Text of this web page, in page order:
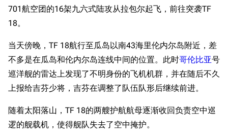
勋章
音乐
提督府
收藏室
宿舍与家具
浴室
游戏BUG汇总
术语词典
特殊成就
物品道具
舰娘对话小剧场
历次场刊
参与画师
配音演员
艾拉微博存档
701航空团的16架九六式陆攻从拉包尔起飞，前往突袭TF
18。
当天傍晚，TF 18航行至瓜岛以南43海里伦内尔岛附近，差
不多是在瓜岛和伦内尔岛连线中间的位置。此时哥伦比亚号
巡洋舰的雷达上发现了不明身份的飞机机群，并在随后不久
上报给吉芬少将，吉芬在调整了队伍队形后继续前进。
随着太阳落山，TF 18的两艘护航航母逐渐收回负责空中巡
逻的舰载机，使得舰队失去了空中掩护。